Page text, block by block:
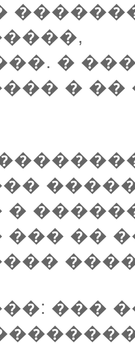
�
�
��� ��
���